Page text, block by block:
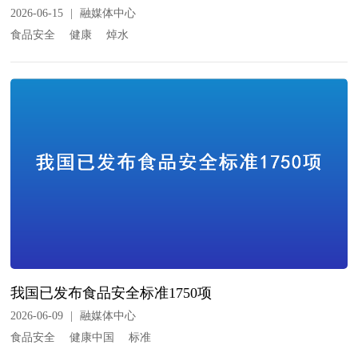
2026-06-15
融媒体中心
食品安全
健康 焯水
我国已发布食品安全标准1750项
2026-06-09
融媒体中心
食品安全
健康中国 标准